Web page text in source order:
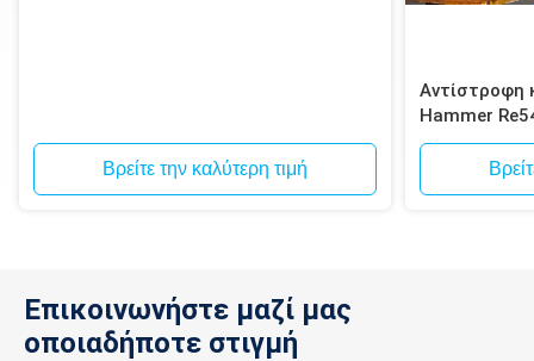
Βρείτε την καλύτερη τιμή
Αντίστροφη
Hammer
κυκλοφορία
Επικοινωνήστε μαζί μας
οποιαδήποτε στιγμή